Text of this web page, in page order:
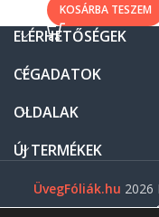
KOSÁRBA TESZEM
ELÉRHETŐSÉGEK
CÉGADATOK
OLDALAK
ÚJ TERMÉKEK
ÜvegFóliák.hu 2026